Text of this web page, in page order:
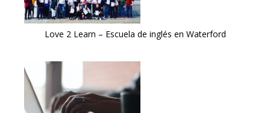
Love 2 Learn – Escuela de inglés en Waterford